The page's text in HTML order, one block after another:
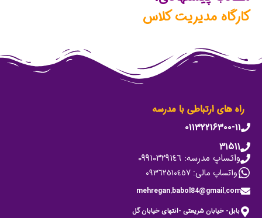
کارگاه مدیریت کلاس
راه های ارتباطی با مدرسه
۰۱۱۳۲۲۱۶۳۰۰-۱۱
۳۱۵۱۱
واتساپ مدرسه: ٠٩٩١٠٣٢٩١٤٦
واتساپ مالی: ٠٩٣٦٢٥١٠٤٥٧
mehregan.babol84@gmail.com
بابل- خیابان شریعتی -انتهای خیابان گل